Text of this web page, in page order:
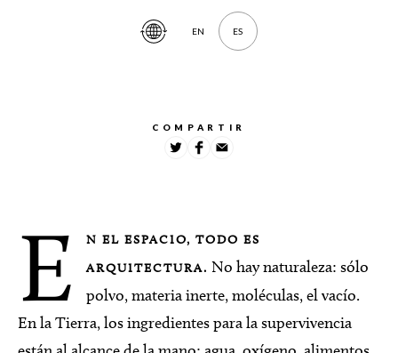
COMPARTIR
E
N EL ESPACIO, TODO ES
ARQUITECTURA. No hay naturaleza: sólo
polvo, materia inerte, moléculas, el vacío.
En la Tierra, los ingredientes para la supervivencia
Traducir
EN ES